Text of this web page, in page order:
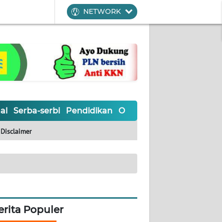
NETWORK
Serba-serbi Pendidikan Olahraga
Disclaimer
Populer